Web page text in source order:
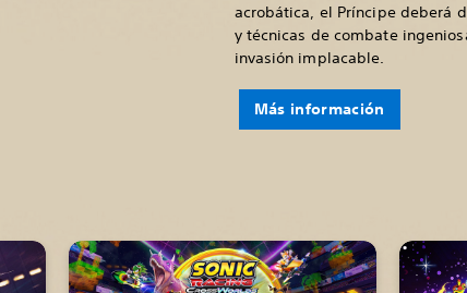
acrobática, el Príncipe deberá
y técnicas de combate
invasión implacable.
Más información